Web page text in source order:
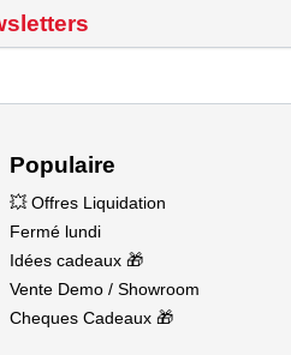
Populaire
💥 Offres Liquidation
Fermé lundi
Idées cadeaux 🎁
Vente Demo / Showroom
Cheques Cadeaux 🎁